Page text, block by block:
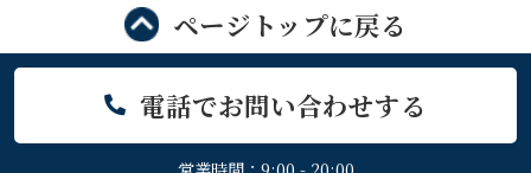
ページトップに戻る
電話でお問い合わせする